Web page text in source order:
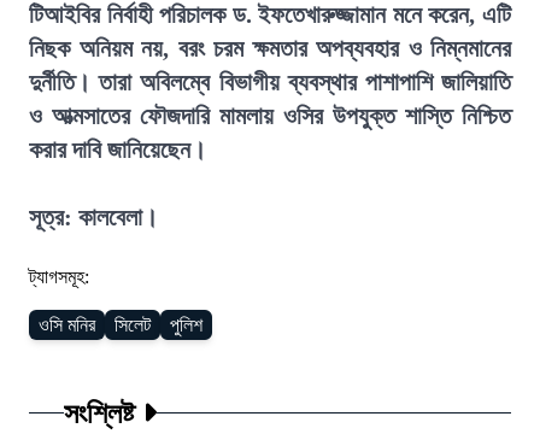
টিআইবির নির্বাহী পরিচালক ড. ইফতেখারুজ্জামান মনে করেন, এটি
নিছক অনিয়ম নয়, বরং চরম ক্ষমতার অপব্যবহার ও নিম্নমানের
দুর্নীতি। তারা অবিলম্বে বিভাগীয় ব্যবস্থার পাশাপাশি জালিয়াতি
ও আত্মসাতের ফৌজদারি মামলায় ওসির উপযুক্ত শাস্তি নিশ্চিত
করার দাবি জানিয়েছেন।
সূত্র: কালবেলা।
ট্যাগসমূহ:
ওসি মনির সিলেট পুলিশ
সংশ্লিষ্ট